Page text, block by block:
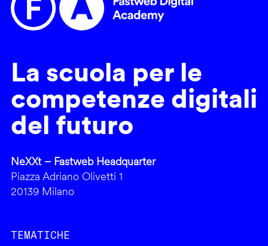
La scuola per le
competenze digitali
del futuro
NeXXt – Fastweb Headquarter
Piazza Adriano Olivetti 1
20139 Milano
TEMATICHE